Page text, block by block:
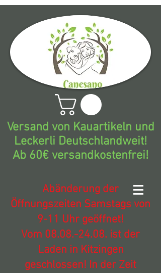
Versand von Kauartikeln und
Leckerli Deutschlandweit!
Ab 60€ versandkostenfrei!
Abänderung der
Öffnungszeiten Samstags von
9-11 Uhr geöffnet!
Vom 08.08.-24.08. ist der
Laden in Kitzingen
geschlossen! In der Zeit